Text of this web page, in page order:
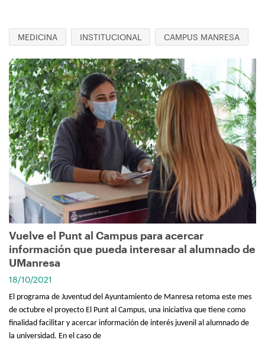
MEDICINA INSTITUCIONAL CAMPUS MANRESA
Imagen
Vuelve el Punt al Campus para acercar
información que pueda interesar al alumnado de
UManresa
18/10/2021
El programa de Juventud del Ayuntamiento de Manresa retoma este mes
de octubre el proyecto El Punt al Campus, una iniciativa que tiene como
finalidad facilitar y acercar información de interés juvenil al alumnado de
la universidad. En el caso de